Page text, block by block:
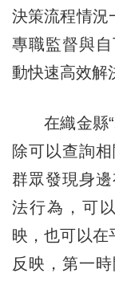
決策流程情況
專職監督與
動快速高效解
在織金縣“
除可以查詢
群眾發現身
法行為，可
映，也可以在
反映，第一